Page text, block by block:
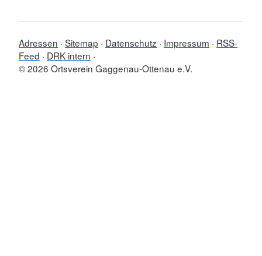
Adressen Sitemap Datenschutz Impressum
RSS-
Feed
DRK intern
© 2026 Ortsverein Gaggenau-Ottenau e.V.